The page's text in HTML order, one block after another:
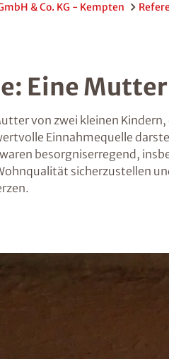
& Co. KG - Kempten
Eine
von zwei kleinen
Einnahmequelle
besorgniserregend,
sicherzustellen